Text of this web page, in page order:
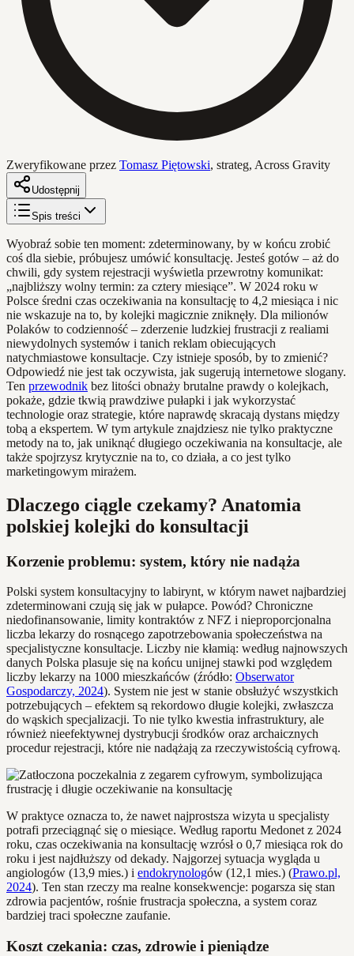
Zweryfikowane przez Tomasz Piętowski, strateg, Across Gravity
Udostępnij
Spis treści
Wyobraź sobie ten moment: zdeterminowany, by w końcu zrobić
coś dla siebie, próbujesz umówić konsultację. Jesteś gotów – aż do
chwili, gdy system rejestracji wyświetla przewrotny komunikat:
„najbliższy wolny termin: za cztery miesiące”. W 2024 roku w
Polsce średni czas oczekiwania na konsultację to 4,2 miesiąca i nic
nie wskazuje na to, by kolejki magicznie zniknęły. Dla milionów
Polaków to codzienność – zderzenie ludzkiej frustracji z realiami
niewydolnych systemów i tanich reklam obiecujących
natychmiastowe konsultacje. Czy istnieje sposób, by to zmienić?
Odpowiedź nie jest tak oczywista, jak sugerują internetowe slogany.
Ten przewodnik bez litości obnaży brutalne prawdy o kolejkach,
pokaże, gdzie tkwią prawdziwe pułapki i jak wykorzystać
technologie oraz strategie, które naprawdę skracają dystans między
tobą a ekspertem. W tym artykule znajdziesz nie tylko praktyczne
metody na to, jak uniknąć długiego oczekiwania na konsultacje, ale
także spojrzysz krytycznie na to, co działa, a co jest tylko
marketingowym mirażem.
Dlaczego ciągle czekamy? Anatomia
polskiej kolejki do konsultacji
Korzenie problemu: system, który nie nadąża
Polski system konsultacyjny to labirynt, w którym nawet najbardziej
zdeterminowani czują się jak w pułapce. Powód? Chroniczne
niedofinansowanie, limity kontraktów z NFZ i nieproporcjonalna
liczba lekarzy do rosnącego zapotrzebowania społeczeństwa na
specjalistyczne konsultacje. Liczby nie kłamią: według najnowszych
danych Polska plasuje się na końcu unijnej stawki pod względem
liczby lekarzy na 1000 mieszkańców (źródło: Obserwator
Gospodarczy, 2024). System nie jest w stanie obsłużyć wszystkich
potrzebujących – efektem są rekordowo długie kolejki, zwłaszcza
do wąskich specjalizacji. To nie tylko kwestia infrastruktury, ale
również nieefektywnej dystrybucji środków oraz archaicznych
procedur rejestracji, które nie nadążają za rzeczywistością cyfrową.
W praktyce oznacza to, że nawet najprostsza wizyta u specjalisty
potrafi przeciągnąć się o miesiące. Według raportu Medonet z 2024
roku, czas oczekiwania na konsultację wzrósł o 0,7 miesiąca rok do
roku i jest najdłuższy od dekady. Najgorzej sytuacja wygląda u
angiologów (13,9 mies.) i endokrynologów (12,1 mies.) (Prawo.pl,
2024). Ten stan rzeczy ma realne konsekwencje: pogarsza się stan
zdrowia pacjentów, rośnie frustracja społeczna, a system coraz
bardziej traci społeczne zaufanie.
Koszt czekania: czas, zdrowie i pieniądze